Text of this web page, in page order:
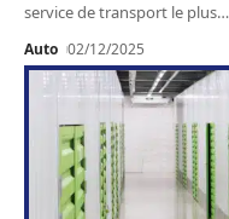
service de transport le plus…
Auto 02/12/2025